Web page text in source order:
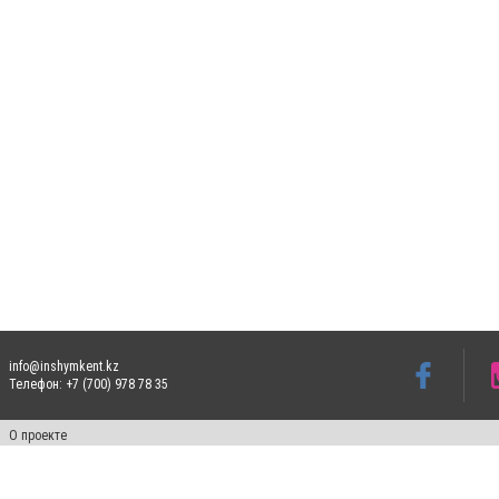
info@inshymkent.kz
Телефон: +7 (700) 978 78 35
О проекте